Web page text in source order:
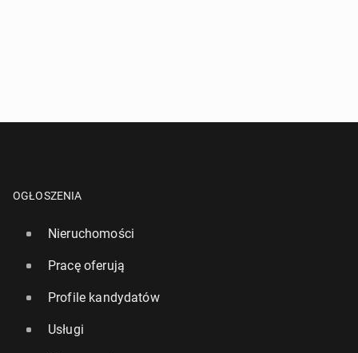
OGŁOSZENIA
Nieruchomości
Pracę oferują
Profile kandydatów
Usługi